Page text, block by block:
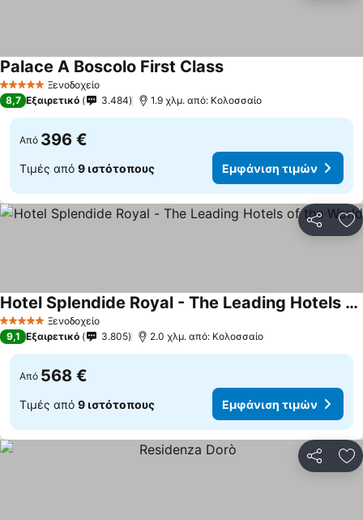
5 Αστέρια Ξενοδοχείο
Palace A Boscolo First ClassΕμφάνιση τιμών
8,7 Εξαιρετικό 3.484 1.9 χλμ. από: Κολοσσαίο
Από 396 €
Τιμές από 9 ιστότοπους Εμφάνιση τιμών
5 Αστέρια Ξενοδοχείο
Hotel Splendide Royal - The Leading Hotels of the World
Εμφάνιση τιμών
9,1 Εξαιρετικό 3.805 2.0 χλμ. από: Κολοσσαίο
Από 568 €
Τιμές από 9 ιστότοπους Εμφάνιση τιμών